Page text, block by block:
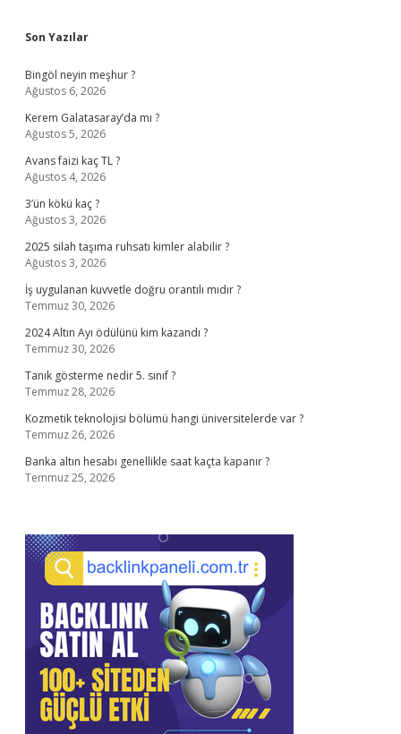
Sidebar
Son Yazılar
Bingöl neyin meşhur ?
Ağustos 6, 2026
Kerem Galatasaray’da mı ?
Ağustos 5, 2026
Avans faizi kaç TL ?
Ağustos 4, 2026
3’ün kökü kaç ?
Ağustos 3, 2026
2025 silah taşıma ruhsatı kimler alabilir ?
Ağustos 3, 2026
İş uygulanan kuvvetle doğru orantılı mıdır ?
Temmuz 30, 2026
2024 Altın Ayı ödülünü kim kazandı ?
Temmuz 30, 2026
Tanık gösterme nedir 5. sınıf ?
Temmuz 28, 2026
Kozmetik teknolojisi bölümü hangi üniversitelerde var ?
Temmuz 26, 2026
Banka altın hesabı genellikle saat kaçta kapanır ?
Temmuz 25, 2026